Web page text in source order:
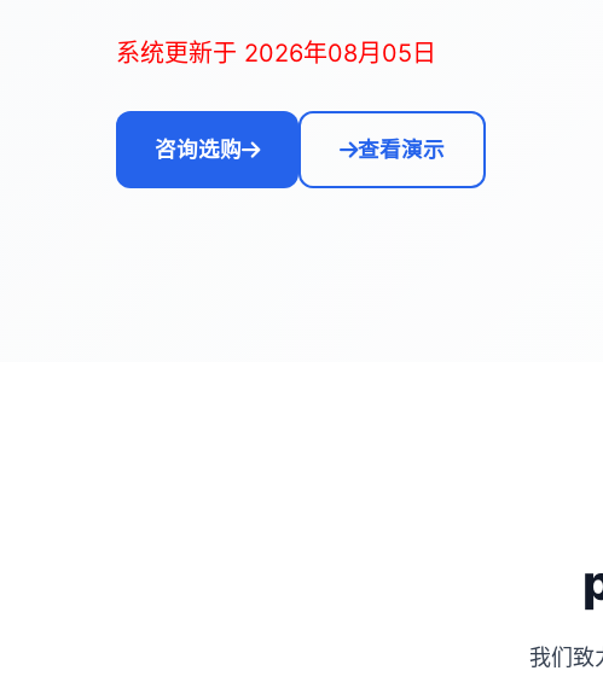
系统更新于 2026年08月05日
咨询选购 查看演示
我们致